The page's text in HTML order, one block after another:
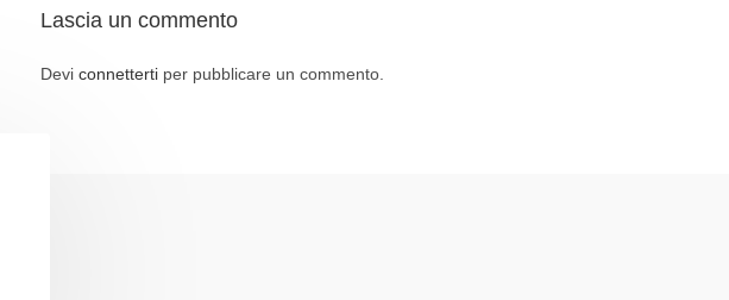
Lascia un commento
Devi connetterti per pubblicare un commento.